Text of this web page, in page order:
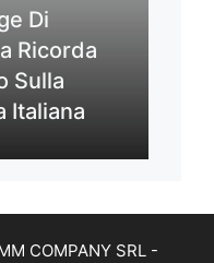
Di
Ricorda
Sulla
Italiana
COMPANY SRL -